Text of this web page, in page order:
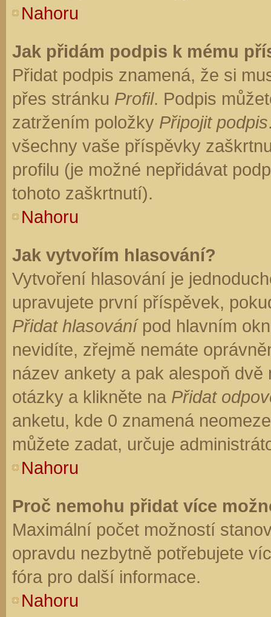
Nahoru
Jak přidám podpis k mému
Přidat podpis znamená, že si
přes stránku Profil. Podpis
zatržením položky Připojit podpis
všechny vaše příspěvky
profilu (je možné nepřidávat
tohoto zaškrtnutí).
Nahoru
Jak vytvořím hlasování?
Vytvoření hlasování je
upravujete první příspěvek,
Přidat hlasovánípod hlavním
nevidíte, zřejmě nemáte
název ankety a pak alespoň
otázky a klikněte na Přidat
anketu, kde 0 znamená
můžete zadat, určuje
Nahoru
Proč nemohu přidat více
Maximální počet možností
opravdu nezbytně potřebujete
fóra pro další informace.
Nahoru